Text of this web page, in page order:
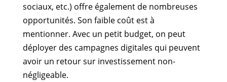
sociaux, etc.) offre également de nombreuses
opportunités. Son faible coût est à
mentionner. Avec un petit budget, on peut
déployer des campagnes digitales qui peuvent
avoir un retour sur investissement non-
négligeable.